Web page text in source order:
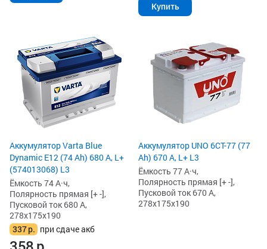
Купить
Аккумулятор Varta Blue
Dynamic E12 (74 Ah) 680 А, L+
(574013068) L3
Ёмкость 74 А·ч,
Полярность прямая [+ -],
Пусковой ток 680 А,
278x175x190
337р. при сдаче акб
Аккумулятор UNO 6СТ-77 (77
Ah) 670 А, L+ L3
Ёмкость 77 А·ч,
Полярность прямая [+ -],
Пусковой ток 670 А,
278x175x190